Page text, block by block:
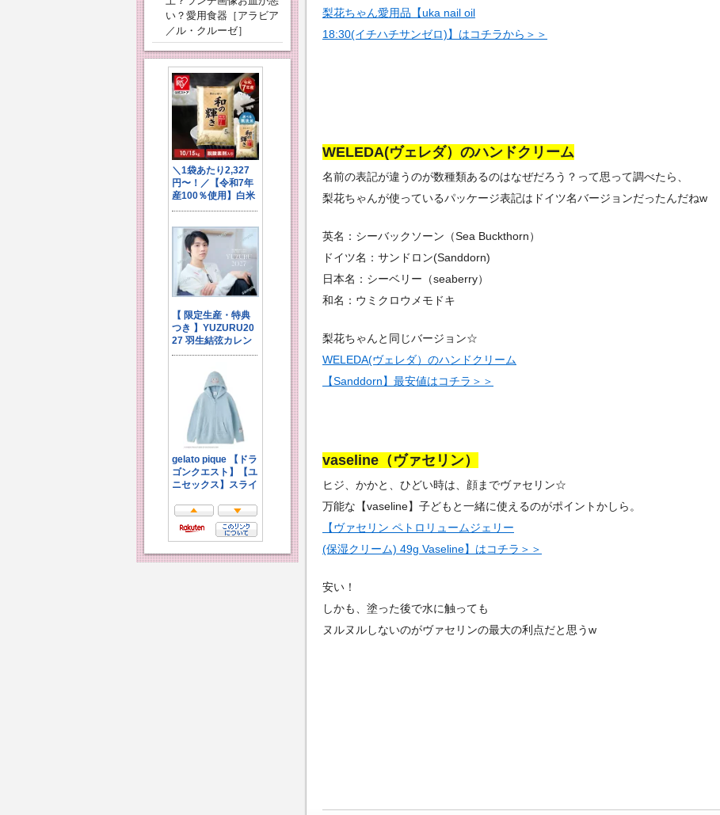
梨花ちゃん愛用品【uka nail oil
18:30(イチハチサンゼロ)】はコチラから＞＞
WELEDA(ヴェレダ）のハンドクリーム
名前の表記が違うのが数種類あるのはなぜだろう？って思って調べたら、
梨花ちゃんが使っているパッケージ表記はドイツ名バージョンだったんだねw
英名：シーバックソーン（Sea Buckthorn）
ドイツ名：サンドロン(Sanddorn)
日本名：シーベリー（seaberry）
和名：ウミクロウメモドキ
梨花ちゃんと同じバージョン☆
WELEDA(ヴェレダ）のハンドクリーム
【Sanddorn】最安値はコチラ＞＞
vaseline（ヴァセリン）
ヒジ、かかと、ひどい時は、顔までヴァセリン☆
万能な【vaseline】子どもと一緒に使えるのがポイントかしら。
【ヴァセリン ペトロリュームジェリー
(保湿クリーム) 49g Vaseline】はコチラ＞＞
安い！
しかも、塗った後で水に触っても
ヌルヌルしないのがヴァセリンの最大の利点だと思うw
い？愛用食器［アラビア
／ル・クルーゼ］